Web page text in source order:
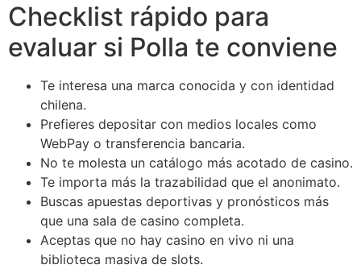
Checklist rápido para
evaluar si Polla te conviene
Te interesa una marca conocida y con identidad
chilena.
Prefieres depositar con medios locales como
WebPay o transferencia bancaria.
No te molesta un catálogo más acotado de casino.
Te importa más la trazabilidad que el anonimato.
Buscas apuestas deportivas y pronósticos más
que una sala de casino completa.
Aceptas que no hay casino en vivo ni una
biblioteca masiva de slots.